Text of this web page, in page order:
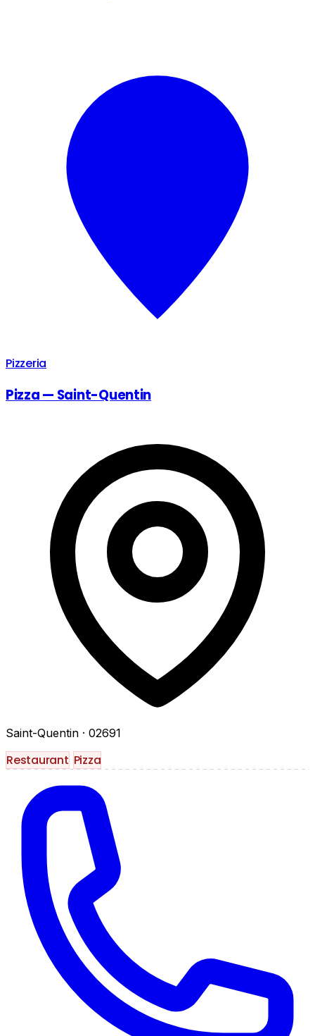
Pizzeria
Pizza — Saint-Quentin
Saint-Quentin · 02691
Restaurant Pizza